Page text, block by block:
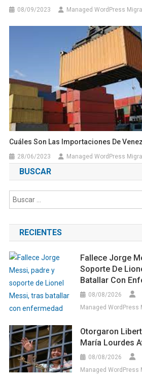
08/09/2023 Managed WordPress
Cuáles Son Las Importaciones De
28/06/2023 Managed WordPress
BUSCAR
RECIENTES
Fallece Jorge
Soporte De
Batallar Con
08/08/2026
Managed WordPress
Otorgaron
María Lourdes
08/08/2026
Managed WordPress